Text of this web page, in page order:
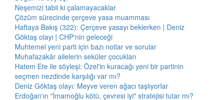
Neşemizi tabii ki çalamayacaklar
Çözüm sürecinde çerçeve yasa muamması
Haftaya Bakış (322): Çerçeve yasayı beklerken | Deniz
Göktaş olayı | CHP'nin geleceği
Muhtemel yeni parti için bazı notlar ve sorular
Muhafazakâr ailelerin seküler çocukları
Hatem Ete ile söyleşi: Özel'in kuracağı yeni bir partinin
seçmen nezdinde karşılığı var mı?
Deniz Göktaş olayı: Meyve veren ağacı taşlıyorlar
Erdoğan'ın "İmamoğlu kötü, çevresi iyi" stratejisi tutar mı?